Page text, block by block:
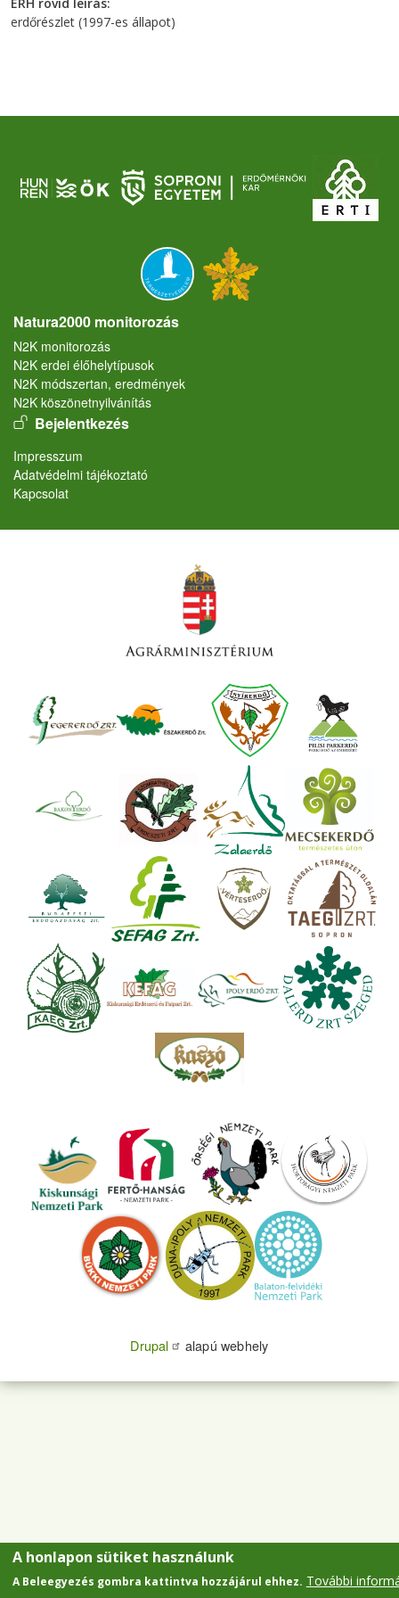
erdőrészlet (1997-es állapot)
Natura2000 monitorozás
N2K monitorozás
N2K erdei élőhelytípusok
N2K módszertan, eredmények
N2K köszönetnyilvánítás
User account menu
Bejelentkezés
Lábléc
Impresszum
Adatvédelmi tájékoztató
Kapcsolat
Drupal alapú webhely
A honlapon sütiket használunk
A Beleegyezés gombra kattintva hozzájárul ehhez. További